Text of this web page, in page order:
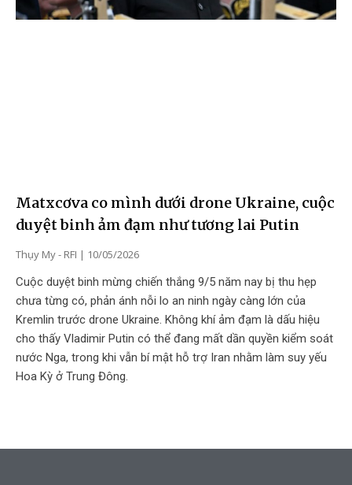
Matxcơva co mình dưới drone Ukraine, cuộc
duyệt binh ảm đạm như tương lai Putin
Thụy My - RFI
10/05/2026
Cuộc duyệt binh mừng chiến thắng 9/5 năm nay bị thu hẹp
chưa từng có, phản ánh nỗi lo an ninh ngày càng lớn của
Kremlin trước drone Ukraine. Không khí ảm đạm là dấu hiệu
cho thấy Vladimir Putin có thể đang mất dần quyền kiểm soát
nước Nga, trong khi vẫn bí mật hỗ trợ Iran nhằm làm suy yếu
Hoa Kỳ ở Trung Đông.